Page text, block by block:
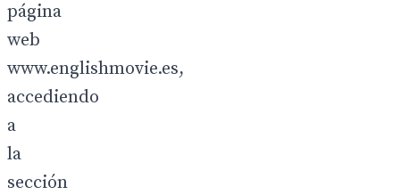
página
web
www.englishmovie.es,
accediendo
a
la
sección